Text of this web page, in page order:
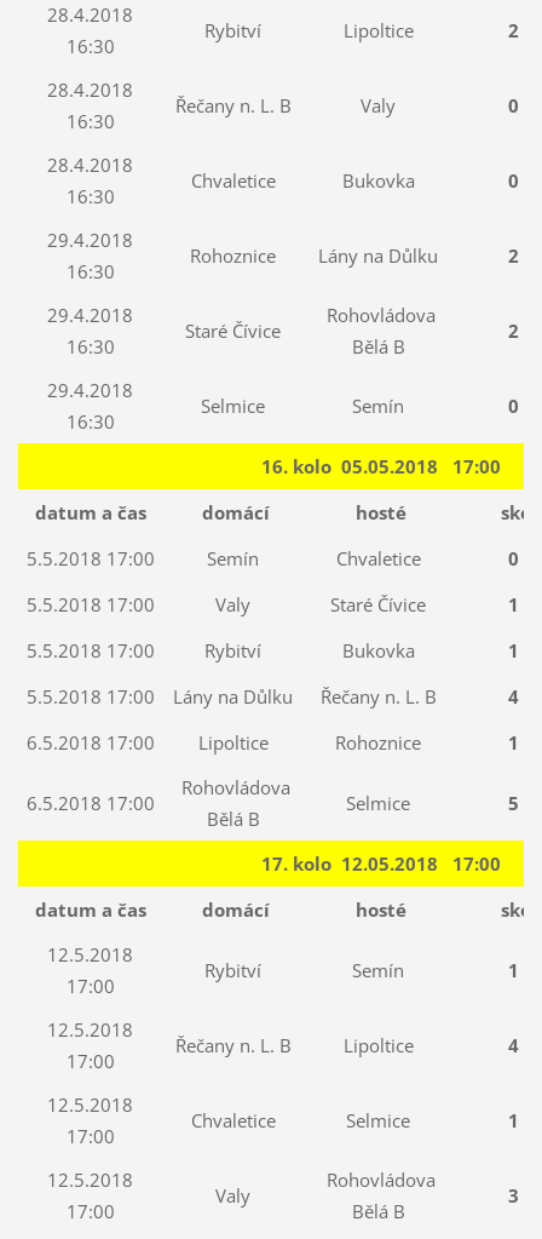
28.4.2018
16:30
Rybitví Lipoltice 2 :
28.4.2018
16:30
Řečany n. L. B Valy 0 :
28.4.2018
16:30
Chvaletice Bukovka 0 :
29.4.2018
16:30
Rohoznice Lány na Důlku 2 :
29.4.2018
16:30
Staré Čívice
Rohovládova
Bělá B
2 :
29.4.2018
16:30
Selmice Semín 0 :
16. kolo 05.05.2018 17:00
datum a čas
domácí hosté
5.5.2018 17:00
Semín Chvaletice
0 :
5.5.2018 17:00
Valy Staré Čívice
1 :
5.5.2018 17:00
Rybitví Bukovka
1 :
5.5.2018 17:00
Lány na Důlku Řečany n. L. B
4 :
6.5.2018 17:00
Lipoltice Rohoznice 1 :
6.5.2018 17:00
Rohovládova
Bělá B
Selmice 5 :
17. kolo 12.05.2018 17:00
datum a čas
domácí hosté
12.5.2018
17:00
Rybitví Semín 1 :
12.5.2018
17:00
Řečany n. L. B Lipoltice 4 :
12.5.2018
17:00
Chvaletice Selmice 1 :
12.5.2018
17:00
Valy
Rohovládova
Bělá B
3 :